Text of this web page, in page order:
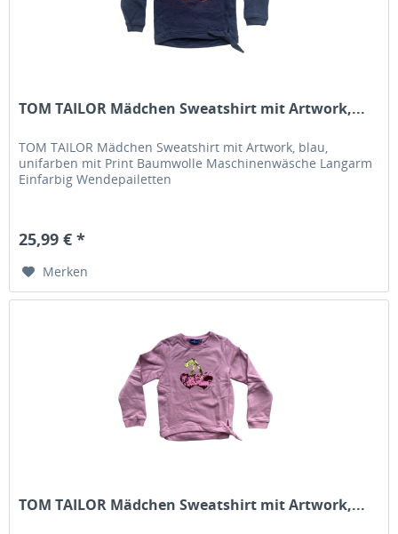
TOM TAILOR Mädchen Sweatshirt mit Artwork,...
TOM TAILOR Mädchen Sweatshirt mit Artwork, blau,
unifarben mit Print Baumwolle Maschinenwäsche Langarm
Einfarbig Wendepailetten
25,99 € *
Merken
TOM TAILOR Mädchen Sweatshirt mit Artwork,...